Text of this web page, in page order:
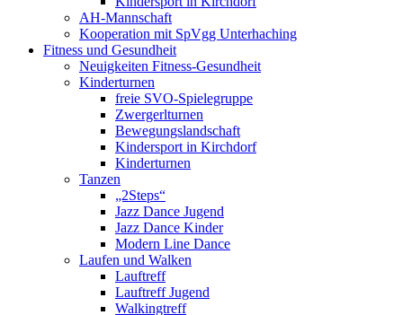
AH-Mannschaft
Kooperation mit SpVgg Unterhaching
Fitness und Gesundheit
Neuigkeiten Fitness-Gesundheit
Kinderturnen
freie SVO-Spielegruppe
Zwergerlturnen
Bewegungslandschaft
Kindersport in Kirchdorf
Kinderturnen
Tanzen
„2Steps“
Jazz Dance Jugend
Jazz Dance Kinder
Modern Line Dance
Laufen und Walken
Lauftreff
Lauftreff Jugend
Walkingtreff